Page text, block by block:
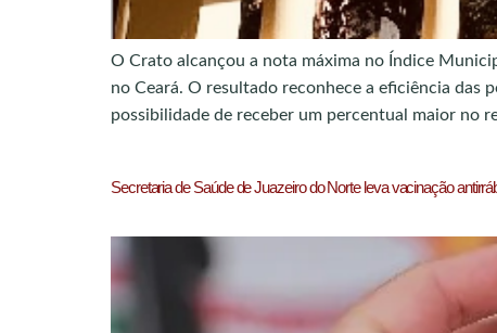
O Crato alcançou a nota máxima no Índice
no Ceará. O resultado reconhece a eficiência das
possibilidade de receber um percentual maior no
Secretaria de Saúde de Juazeiro do Norte leva vacinação